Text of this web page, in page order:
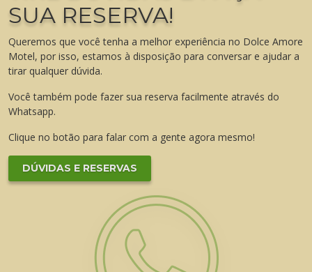
SUA RESERVA!
Queremos que você tenha a melhor experiência no Dolce Amore
Motel, por isso, estamos à disposição para conversar e ajudar a
tirar qualquer dúvida.
Você também pode fazer sua reserva facilmente através do
Whatsapp.
Clique no botão para falar com a gente agora mesmo!
DÚVIDAS E RESERVAS